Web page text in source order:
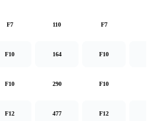
F7 110 F7
F10 164 F10
F10 290 F10
F12 477 F12